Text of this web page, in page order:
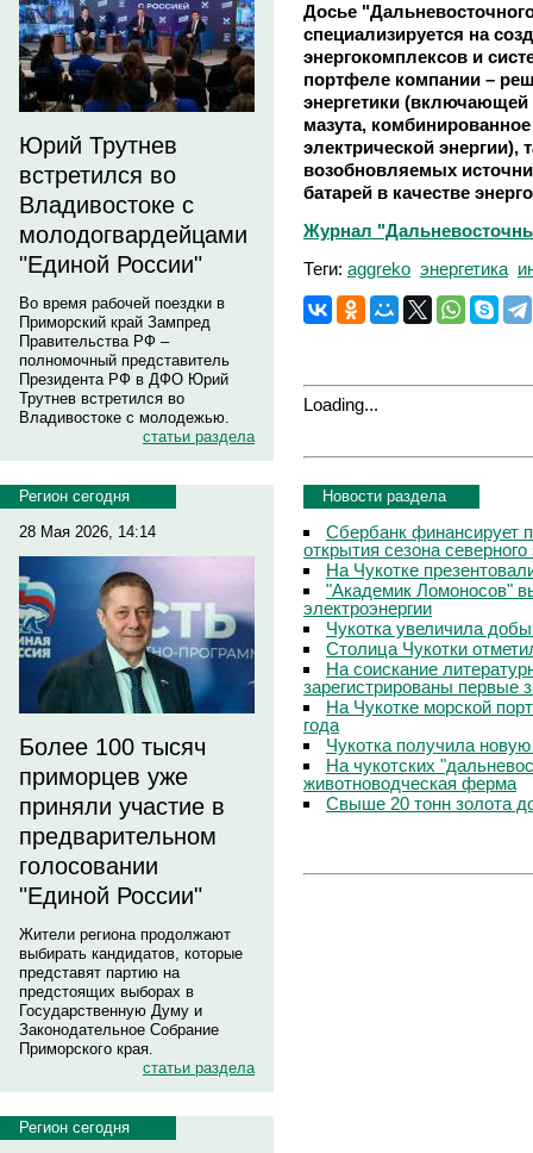
Юрий Трутнев
встретился во
Владивостоке с
молодогвардейцами
"Единой России"
Во время рабочей поездки в
Приморский край Зампред
Правительства РФ –
полномочный представитель
Президента РФ в ДФО Юрий
Трутнев встретился во
Владивостоке с молодежью.
статьи раздела
Регион сегодня
28 Мая 2026, 14:14
Более 100 тысяч
приморцев уже
приняли участие в
предварительном
голосовании
"Единой России"
Жители региона продолжают
выбирать кандидатов, которые
представят партию на
предстоящих выборах в
Государственную Думу и
Законодательное Собрание
Приморского края.
статьи раздела
Регион сегодня
Досье
специализируется на
энергокомплексов и
портфеле компании –
энергетики (включающей
мазута,
электрической энергии),
возобновляемых
батарей в качестве
Журнал
Теги: aggreko энергетика
Loading...
Новости раздела
Сбербанк финансирует
открытия сезона северного
На Чукотке
"Академик Ломоносов"
электроэнергии
Чукотка увеличила
Столица Чукотки
На соискание
зарегистрированы первые
На Чукотке морской
года
Чукотка получила
На чукотских
животноводческая ферма
Свыше 20 тонн золота